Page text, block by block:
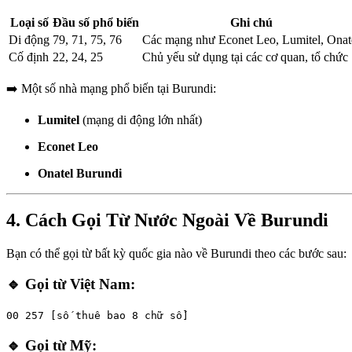
Loại số Đầu số phổ biến
Ghi chú
Di động 79, 71, 75, 76
Các mạng như Econet Leo, Lumitel,
Cố định 22, 24, 25 Chủ yếu sử dụng tại các cơ quan, tổ chức
➡️ Một số nhà mạng phổ biến tại Burundi:
Lumitel (mạng di động lớn nhất)
Econet Leo
Onatel Burundi
4. Cách Gọi Từ Nước Ngoài Về Burundi
Bạn có thể gọi từ bất kỳ quốc gia nào về Burundi theo các bước sau:
🔹 Gọi từ Việt Nam:
00 257 [số thuê bao 8 chữ số]
🔹 Gọi từ Mỹ: